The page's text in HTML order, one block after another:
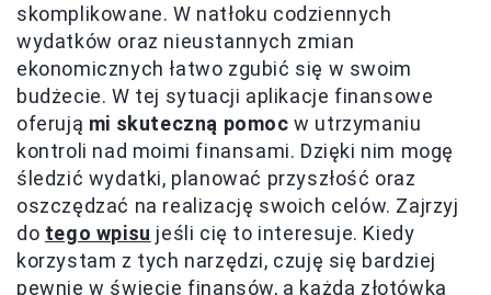
skomplikowane. W natłoku codziennych
wydatków oraz nieustannych zmian
ekonomicznych łatwo zgubić się w swoim
budżecie. W tej sytuacji aplikacje finansowe
oferują mi skuteczną pomoc w utrzymaniu
kontroli nad moimi finansami. Dzięki nim mogę
śledzić wydatki, planować przyszłość oraz
oszczędzać na realizację swoich celów. Zajrzyj
do tego wpisu jeśli cię to interesuje. Kiedy
korzystam z tych narzędzi, czuję się bardziej
pewnie w świecie finansów, a każda złotówka